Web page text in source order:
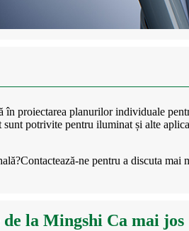
proiectarea planurilor individuale
potrivite pentru iluminat și alte
ne pentru a discuta mai
la Mingshi Ca mai jos